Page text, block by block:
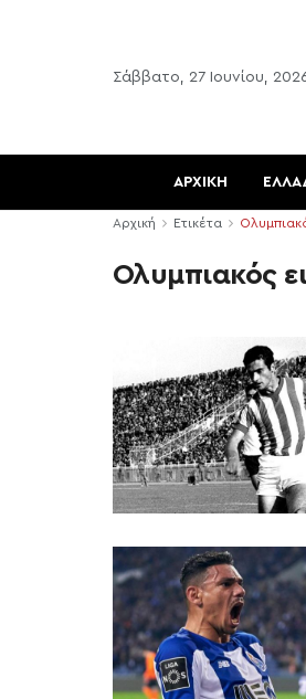
Σάββατο, 27 Ιουνίου,
ΑΡΧΙΚΗ
Αρχική Ετικέτα
Ολυμπιακός